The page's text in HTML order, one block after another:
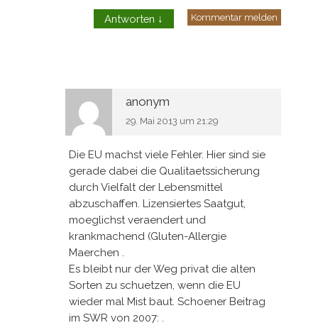
Antworten ↓ Kommentar melden
anonym
29. Mai 2013 um 21:29
Die EU machst viele Fehler. Hier sind sie
gerade dabei die Qualitaetssicherung
durch Vielfalt der Lebensmittel
abzuschaffen. Lizensiertes Saatgut,
moeglichst veraendert und
krankmachend (Gluten-Allergie
Maerchen .
Es bleibt nur der Weg privat die alten
Sorten zu schuetzen, wenn die EU
wieder mal Mist baut. Schoener Beitrag
im SWR von 2007: .